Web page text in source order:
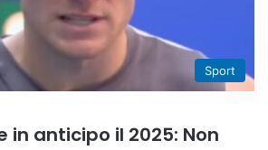
Sport
in anticipo il 2025: Non